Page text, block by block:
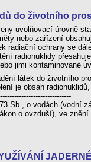
do životního
uvolňovací úrovně
nebo zařízení
radiační ochrany se
radionuklidy
jimi kontaminované
látek do životního
je obsah
Sb., o vodách (vodní
o ovzduší), ve znění